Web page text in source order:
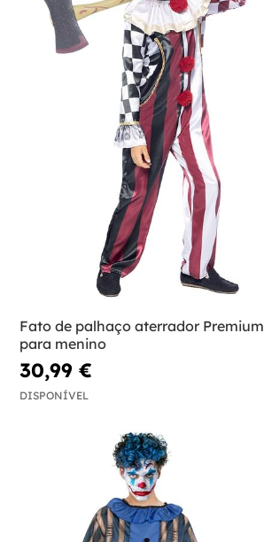
Fato de palhaço aterrador Premium
para menino
30,99 €
DISPONÍVEL